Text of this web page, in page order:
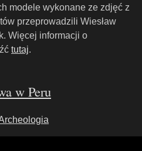
modele wykonane ze zdjęć z
przeprowadzili Wiesław
Więcej informacji o
tutaj.
w Peru